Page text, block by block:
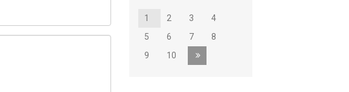
1 2 3
4
5
6 7
8
9
10